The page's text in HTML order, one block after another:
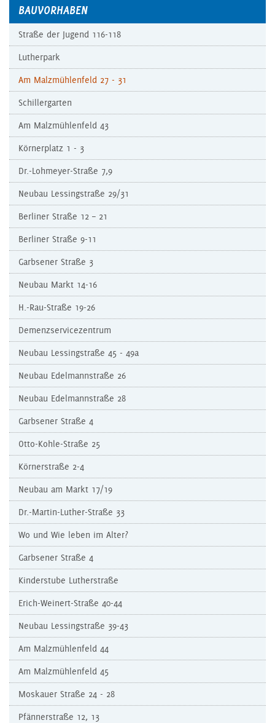
BAUVORHABEN
Straße der Jugend 116-118
Lutherpark
Am Malzmühlenfeld 27 - 31
Schillergarten
Am Malzmühlenfeld 43
Körnerplatz 1 - 3
Dr.-Lohmeyer-Straße 7,9
Neubau Lessingstraße 29/31
Berliner Straße 12 – 21
Berliner Straße 9-11
Garbsener Straße 3
Neubau Markt 14-16
H.-Rau-Straße 19-26
Demenzservicezentrum
Neubau Lessingstraße 45 - 49a
Neubau Edelmannstraße 26
Neubau Edelmannstraße 28
Garbsener Straße 4
Otto-Kohle-Straße 25
Körnerstraße 2-4
Neubau am Markt 17/19
Dr.-Martin-Luther-Straße 33
Wo und Wie leben im Alter?
Garbsener Straße 4
Kinderstube Lutherstraße
Erich-Weinert-Straße 40-44
Neubau Lessingstraße 39-43
Am Malzmühlenfeld 44
Am Malzmühlenfeld 45
Moskauer Straße 24 - 28
Pfännerstraße 12, 13